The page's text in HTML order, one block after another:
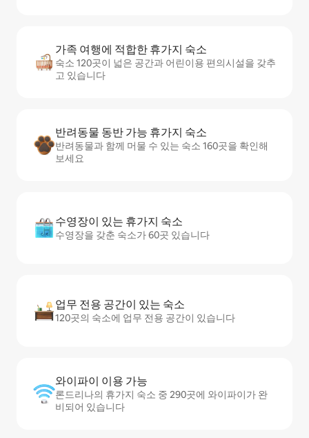
가족 여행에 적합한 휴가지 숙소
숙소 120곳이 넓은 공간과 어린이용 편의시설을 갖추
고 있습니다
반려동물 동반 가능 휴가지 숙소
반려동물과 함께 머물 수 있는 숙소 160곳을 확인해
보세요
수영장이 있는 휴가지 숙소
수영장을 갖춘 숙소가 60곳 있습니다
업무 전용 공간이 있는 숙소
120곳의 숙소에 업무 전용 공간이 있습니다
와이파이 이용 가능
론드리나의 휴가지 숙소 중 290곳에 와이파이가 완
비되어 있습니다